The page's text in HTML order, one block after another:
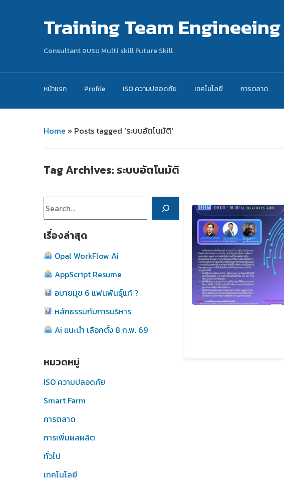
Training Team Engineeing
Consultant อบรม Multi skill Future Skill
หน้าแรก Profile ISO ความปลอดภัย เทคโนโลยี การตลาด
Home » Posts tagged 'ระบบอัตโนมัติ'
Tag Archives: ระบบอัตโนมัติ
เรื่องล่าสุด
Opal WorkFlow Ai
AppScript Resume
อบายมุข 6 แฟนพันธุ์แท้ ?
หลักธรรมกับการบริหาร
Ai แนะนำ เลือกตั้ง 8 ก.พ. 69
หมวดหมู่
ISO ความปลอดภัย
Smart Farm
การตลาด
การเพิ่มผลผลิต
ทั่วไป
เทคโนโลยี